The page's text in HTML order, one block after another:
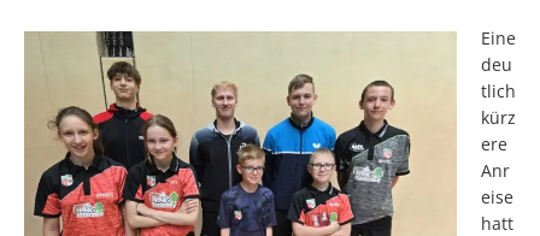
Eine
deu
tlich
kürz
ere
Anr
eise
hatt